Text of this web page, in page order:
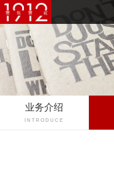
业务介绍
INTRODUCE